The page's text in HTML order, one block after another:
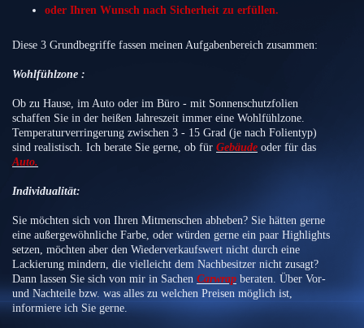
oder Ihren Wunsch nach Sicherheit zu erfüllen.
Diese 3 Grundbegriffe fassen meinen Aufgabenbereich zusammen:
Wohlfühlzone :
Ob zu Hause, im Auto oder im Büro - mit Sonnenschutzfolien
schaffen Sie in der heißen Jahreszeit immer eine Wohlfühlzone.
Temperaturverringerung zwischen 3 - 15 Grad (je nach Folientyp)
sind realistisch. Ich berate Sie gerne, ob für Gebäude oder für das
Auto.
Individualität:
Sie möchten sich von Ihren Mitmenschen abheben? Sie hätten gerne
eine außergewöhnliche Farbe, oder würden gerne ein paar Highlights
setzen, möchten aber den Wiederverkaufswert nicht durch eine
Lackierung mindern, die vielleicht dem Nachbesitzer nicht zusagt?
Dann lassen Sie sich von mir in Sachen Carwrap beraten. Über Vor-
und Nachteile bzw. was alles zu welchen Preisen möglich ist,
informiere ich Sie gerne.